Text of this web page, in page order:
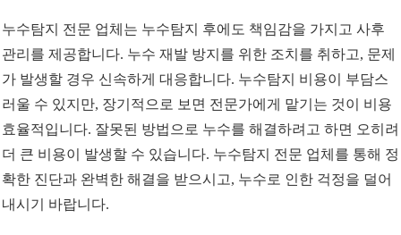
누수탐지 전문 업체는 누수탐지 후에도 책임감을 가지고 사후
관리를 제공합니다. 누수 재발 방지를 위한 조치를 취하고, 문제
가 발생할 경우 신속하게 대응합니다. 누수탐지 비용이 부담스
러울 수 있지만, 장기적으로 보면 전문가에게 맡기는 것이 비용
효율적입니다. 잘못된 방법으로 누수를 해결하려고 하면 오히려
더 큰 비용이 발생할 수 있습니다. 누수탐지 전문 업체를 통해 정
확한 진단과 완벽한 해결을 받으시고, 누수로 인한 걱정을 덜어
내시기 바랍니다.